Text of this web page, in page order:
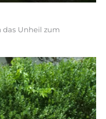
Unheil zum